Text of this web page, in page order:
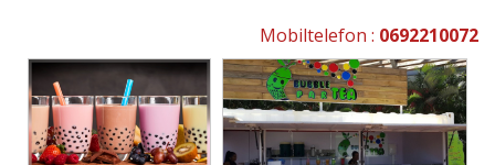
Mobiltelefon : 0692210072